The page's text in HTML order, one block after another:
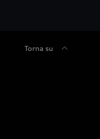
Torna su